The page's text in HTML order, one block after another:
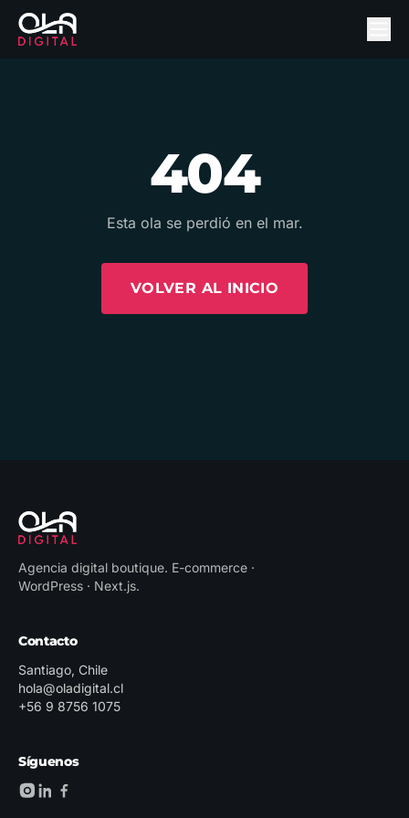
404
Esta ola se perdió en el mar.
VOLVER AL INICIO
Agencia digital boutique. E-commerce ·
WordPress · Next.js.
Contacto
Santiago, Chile
hola@oladigital.cl
+56 9 8756 1075
Síguenos